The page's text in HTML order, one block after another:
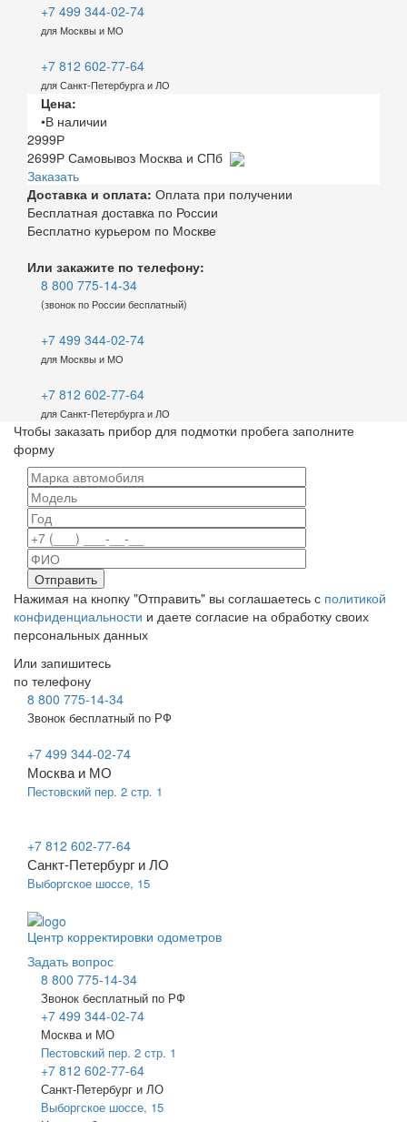
+7 499 344-02-74
для Москвы и МО
+7 812 602-77-64
для Санкт-Петербурга и ЛО
Цена:
•В наличии
2999Р
2699Р Самовывоз Москва и СПб
Заказать
Доставка и оплата: Оплата при получении
Бесплатная доставка по России
Бесплатно курьером по Москве
Или закажите по телефону:
8 800 775-14-34
(звонок по России бесплатный)
+7 499 344-02-74
для Москвы и МО
+7 812 602-77-64
для Санкт-Петербурга и ЛО
Чтобы заказать прибор для подмотки пробега заполните
форму
Нажимая на кнопку "Отправить" вы соглашаетесь с политикой
конфиденциальности и даете согласие на обработку своих
персональных данных
Или запишитесь
по телефону
8 800 775-14-34
Звонок бесплатный по РФ
+7 499 344-02-74
Москва и МО
Пестовский пер. 2 стр. 1
+7 812 602-77-64
Санкт-Петербург и ЛО
Выборгское шоссе, 15
Центр корректировки одометров
Задать вопрос
8 800 775-14-34
Звонок бесплатный по РФ
+7 499 344-02-74
Москва и МО
Пестовский пер. 2 стр. 1
+7 812 602-77-64
Санкт-Петербург и ЛО
Выборгское шоссе, 15